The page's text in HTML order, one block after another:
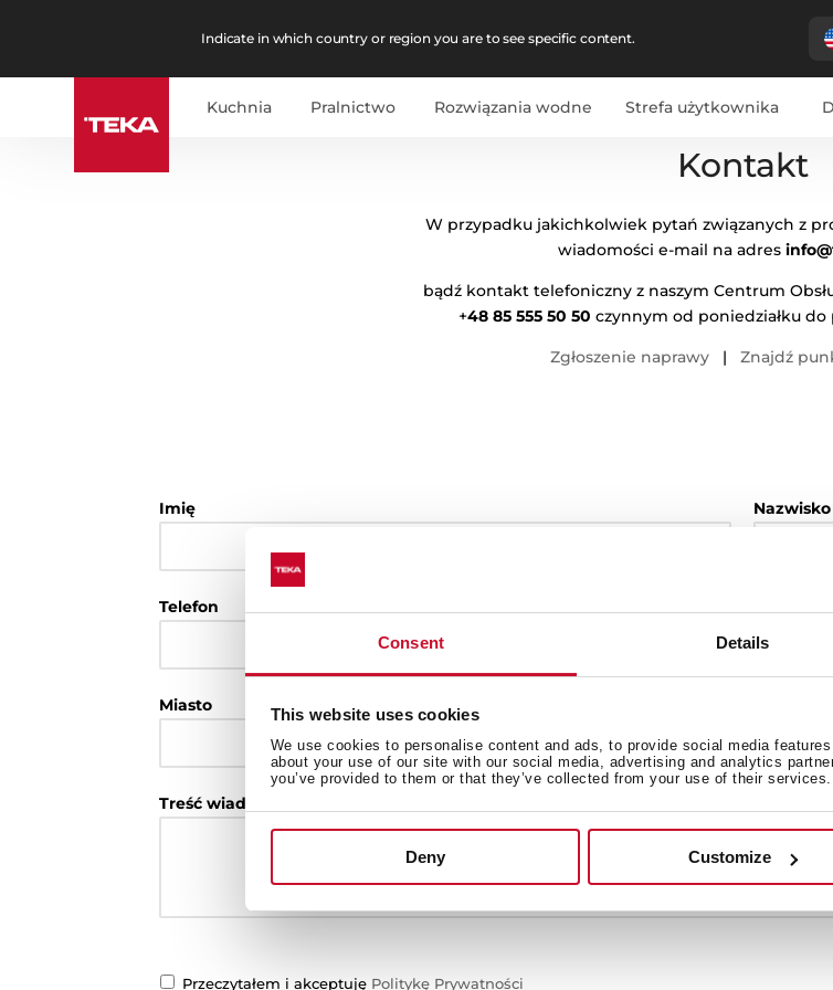
Consent Details
This website uses cookies
We use cookies to personalise content and ads, to provide social media
about your use of our site with our social media, advertising and analytics
you’ve provided to them or that they’ve collected from your use of their services.
Deny Customize
Indicate in which country or region you are to see specific content.
Kuchnia Pralnictwo Rozwiązania wodne Strefa użytkownika
Kontakt
W przypadku jakichkolwiek pytań związanych z
wiadomości e-mail na adres
bądź kontakt telefoniczny z naszym Centrum
+48 85 555 50 50 czynnym od poniedziałku
Zgłoszenie naprawy | Znajdź
Imię Nazwisko
Telefon
Miasto
Treść wiadomości
Przeczytałem i akceptuję Politykę Prywatności